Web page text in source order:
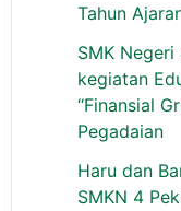
Tahun
SMK
kegiatan
“Finansial
Pegadaian
Haru dan
SMKN 4